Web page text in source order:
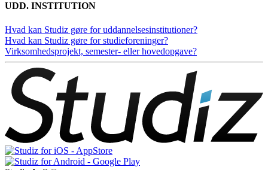
UDD. INSTITUTION
Hvad kan Studiz gøre for uddannelsesinstitutioner?
Hvad kan Studiz gøre for studieforeninger?
Virksomhedsprojekt, semester- eller hovedopgave?